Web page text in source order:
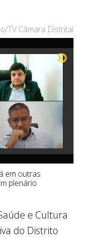
TV Câmara Distrital
em outras
plenário
e Cultura
do Distrito